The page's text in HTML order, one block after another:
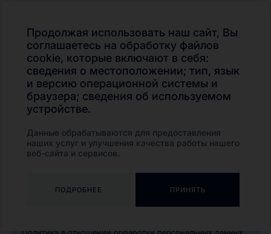
ГДЕ КУПИТЬ
ПОДБОР ПРОДУКТА
КОНТАКТЫ
КАТАЛОГ
Транспорт и
внедорожная техника
Индустриальные
Смазочно-охлаждающие
технологические
составы
Телефон
+7 (495)
280-02-13
Продолжая использовать наш сайт, Вы
соглашаетесь на обработку файлов
cookie, которые включают в себя:
сведения о местоположении; тип, язык
и версию операционной системы и
браузера; сведения об используемом
устройстве.
Данные обрабатываются для предоставления
наших услуг и улучшения качества работы нашего
веб-сайта и сервисов.
ПОДРОБНЕЕ ПРИНЯТЬ